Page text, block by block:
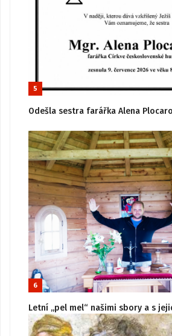
5
Odešla sestra farářka Alena
6
Letní „pel mel“ našimi sbory a s